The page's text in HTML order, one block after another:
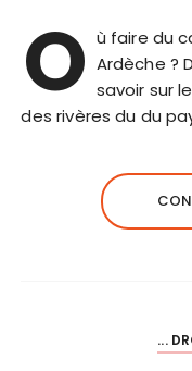
O ù faire du
Ardèche ?
savoir sur
des rivères du du
...